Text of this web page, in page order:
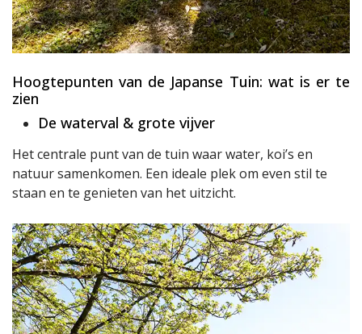
Hoogtepunten van de Japanse Tuin: wat is er te
zien
De waterval & grote vijver
Het centrale punt van de tuin waar water, koi’s en
natuur samenkomen. Een ideale plek om even stil te
staan en te genieten van het uitzicht.